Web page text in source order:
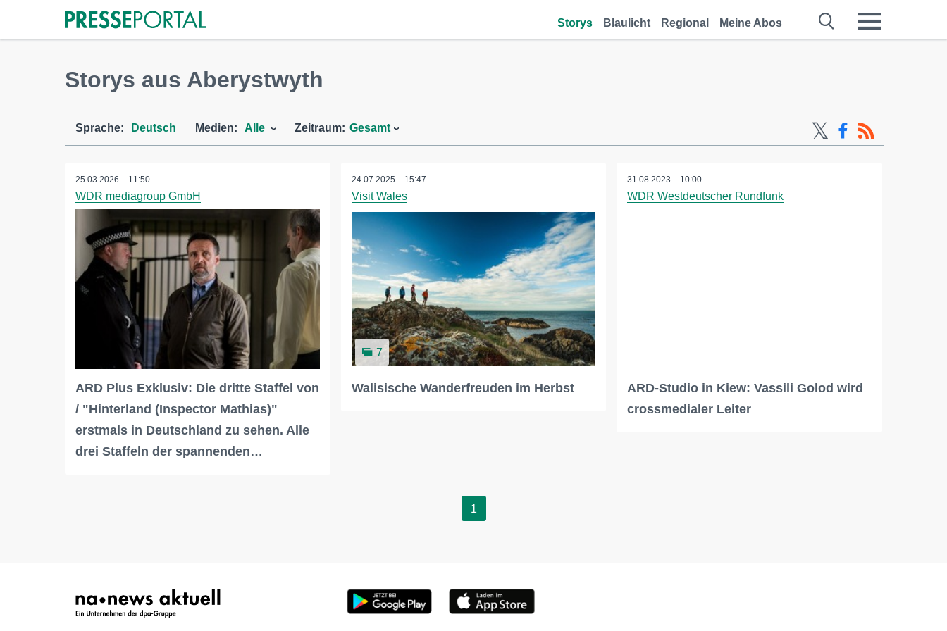
Storys Blaulicht Regional Meine Abos
Storys aus Aberystwyth
Sprache: Deutsch Medien: Alle Zeitraum: Gesamt
25.03.2026 – 11:50
WDR mediagroup GmbH
ARD Plus Exklusiv: Die dritte Staffel von
/ "Hinterland (Inspector Mathias)"
erstmals in Deutschland zu sehen. Alle
drei Staffeln der spannenden…
24.07.2025 – 15:47
Visit Wales
7
Walisische Wanderfreuden im Herbst
31.08.2023 – 10:00
WDR Westdeutscher Rundfunk
ARD-Studio in Kiew: Vassili Golod wird
crossmedialer Leiter
1